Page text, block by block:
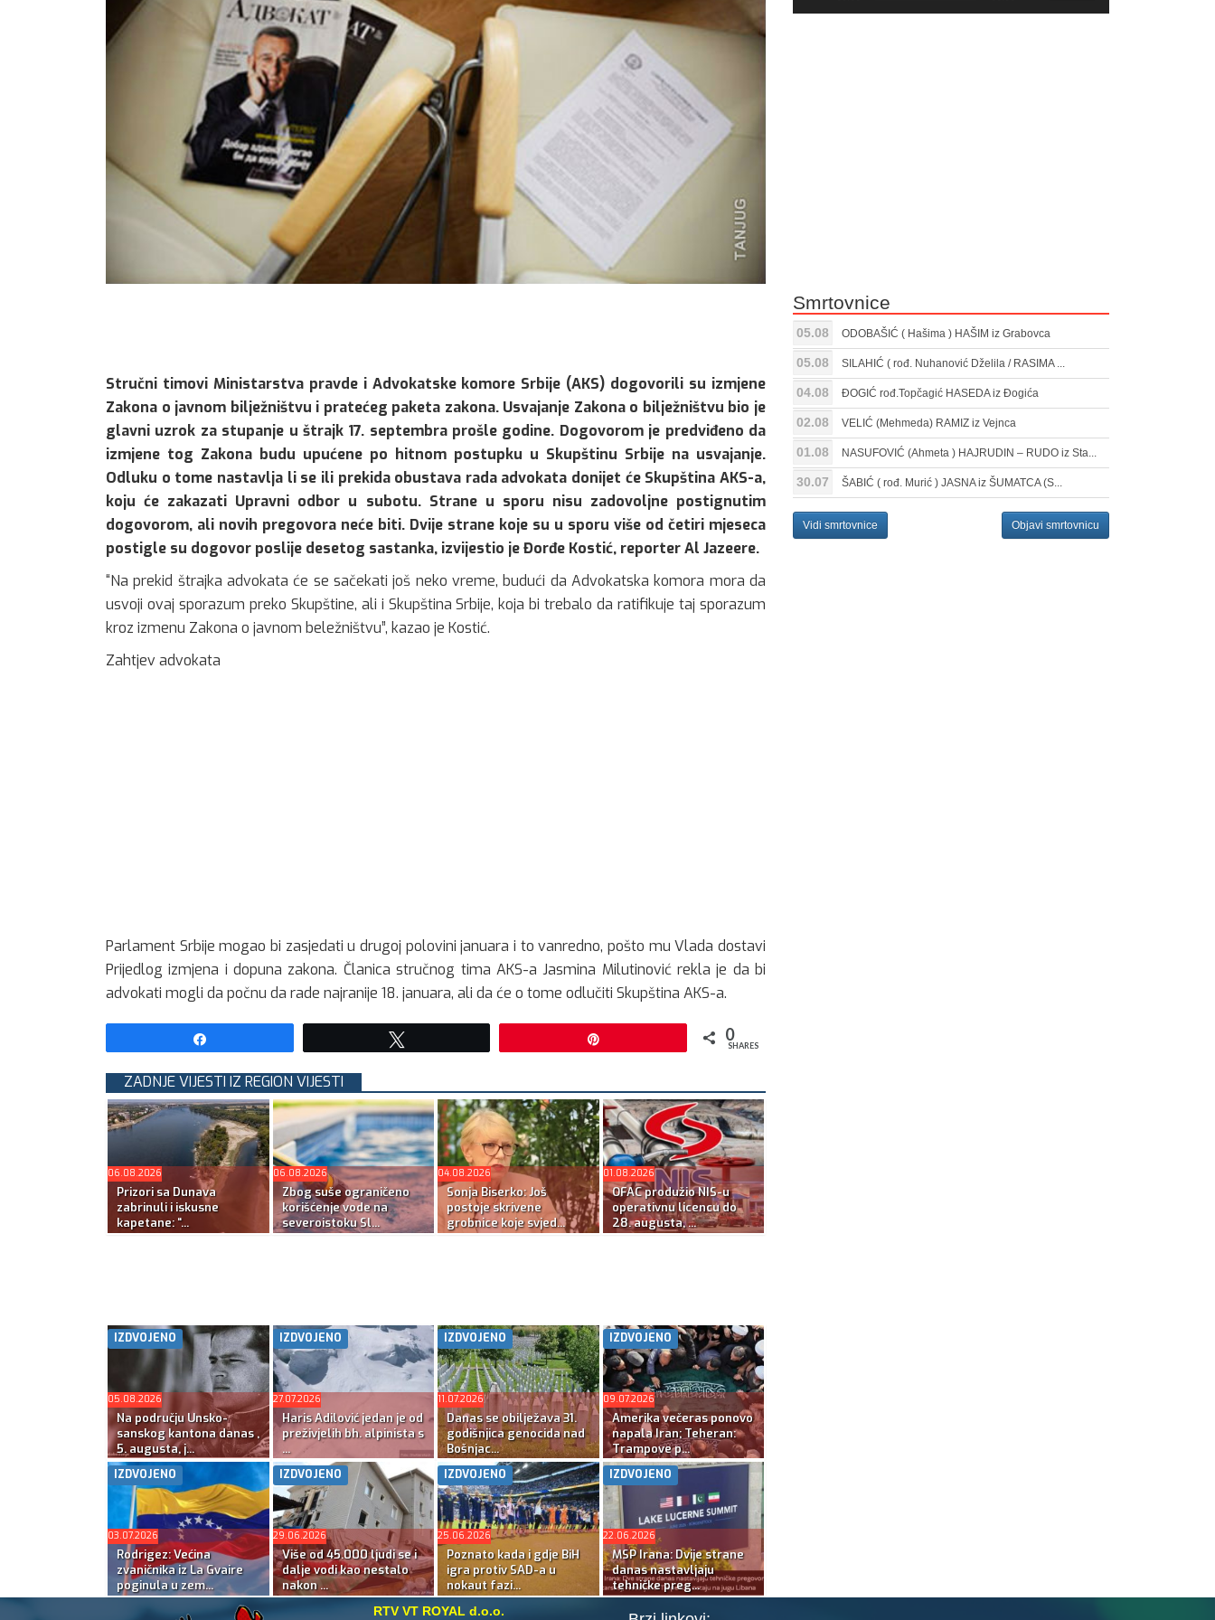
Stručni timovi Ministarstva pravde i Advokatske komore Srbije (AKS) dogovorili su izmjene
Zakona o javnom bilježništvu i pratećeg paketa zakona. Usvajanje Zakona o bilježništvu bio je
glavni uzrok za stupanje u štrajk 17. septembra prošle godine. Dogovorom je predviđeno da
izmjene tog Zakona budu upućene po hitnom postupku u Skupštinu Srbije na usvajanje.
Odluku o tome nastavlja li se ili prekida obustava rada advokata donijet će Skupština AKS-a,
koju će zakazati Upravni odbor u subotu. Strane u sporu nisu zadovoljne postignutim
dogovorom, ali novih pregovora neće biti. Dvije strane koje su u sporu više od četiri mjeseca
postigle su dogovor poslije desetog sastanka, izvijestio je Đorđe Kostić, reporter Al Jazeere.
“Na prekid štrajka advokata će se sačekati još neko vreme, budući da Advokatska komora mora da
usvoji ovaj sporazum preko Skupštine, ali i Skupština Srbije, koja bi trebalo da ratifikuje taj sporazum
kroz izmenu Zakona o javnom beležništvu”, kazao je Kostić.
Zahtjev advokata
Parlament Srbije mogao bi zasjedati u drugoj polovini januara i to vanredno, pošto mu Vlada dostavi
Prijedlog izmjena i dopuna zakona. Članica stručnog tima AKS-a Jasmina Milutinović rekla je da bi
advokati mogli da počnu da rade najranije 18. januara, ali da će o tome odlučiti Skupština AKS-a.
0
SHARES
ZADNJE VIJESTI IZ REGION VIJESTI
06.08.2026
Prizori sa Dunava
zabrinuli i iskusne
kapetane: “...
06.08.2026
Zbog suše ograničeno
korišćenje vode na
severoistoku Sl...
04.08.2026
Sonja Biserko: Još
postoje skrivene
grobnice koje svjed...
01.08.2026
OFAC produžio NIS-u
operativnu licencu do
28. augusta, ...
IZDVOJENO
05.08.2026
Na području Unsko-
sanskog kantona danas ,
5. augusta, j...
IZDVOJENO
27.07.2026
Haris Adilović jedan je od
preživjelih bh. alpinista s
...
IZDVOJENO
11.07.2026
Danas se obilježava 31.
godišnjica genocida nad
Bošnjac...
IZDVOJENO
09.07.2026
Amerika večeras ponovo
napala Iran; Teheran:
Trampove p...
IZDVOJENO
03.07.2026
Rodrigez: Većina
zvaničnika iz La Gvaire
poginula u zem...
IZDVOJENO
29.06.2026
Više od 45.000 ljudi se i
dalje vodi kao nestalo
nakon ...
IZDVOJENO
25.06.2026
Poznato kada i gdje BiH
igra protiv SAD-a u
nokaut fazi...
IZDVOJENO
22.06.2026
MSP Irana: Dvije strane
danas nastavljaju
tehničke preg...
Gore/Dole
Smrtovnice
05.08 ODOBAŠIĆ ( Hašima ) HAŠIM iz Grabovca
05.08 SILAHIĆ ( rođ. Nuhanović Dželila / RASIMA ...
04.08 ĐOGIĆ rođ.Topčagić HASEDA iz Đogića
02.08 VELIĆ (Mehmeda) RAMIZ iz Vejnca
01.08 NASUFOVIĆ (Ahmeta ) HAJRUDIN – RUDO iz Sta...
30.07 ŠABIĆ ( rođ. Murić ) JASNA iz ŠUMATCA (S...
Vidi smrtovnice Objavi smrtovnicu
RTV VT ROYAL d.o.o.